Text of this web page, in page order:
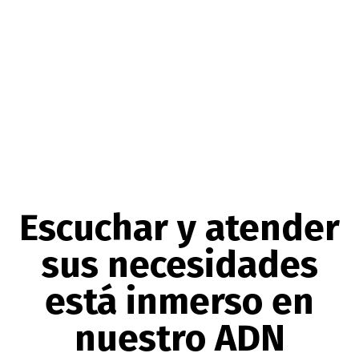
Escuchar y atender
sus necesidades
está inmerso en
nuestro ADN